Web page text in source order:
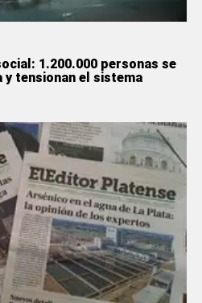
1.200.000 personas se
tensionan el sistema